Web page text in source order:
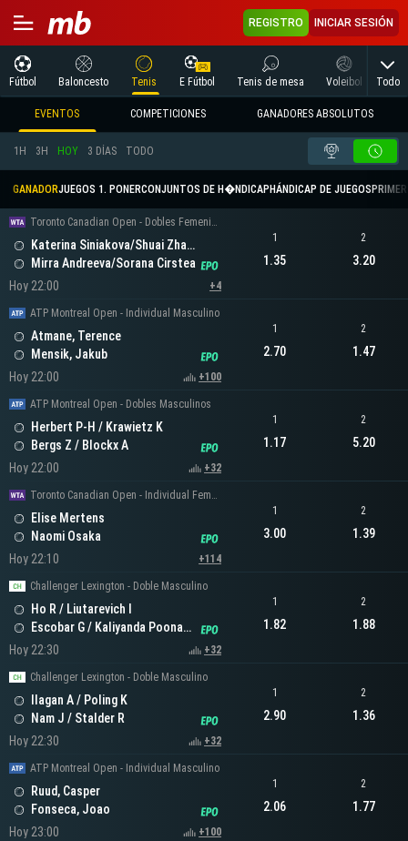
REGISTRO INICIAR SESIÓN
Fútbol Baloncesto Tenis E Fútbol Tenis de mesa Voleibol Todo
EVENTOS COMPETICIONES GANADORES ABSOLUTOS
1H 3H HOY 3 DÍAS TODO
GANADORJUEGOS 1. PONERCONJUNTOS DE H�NDICAP HÁNDICAP DE JUEGOS
Toronto Canadian Open - Dobles Femeninos
Katerina Siniakova/Shuai Zhang
Mirra Andreeva/Sorana Cirstea
Hoy 22:00
+4
1
1.35
2
3.20
ATP Montreal Open - Individual Masculino
Atmane, Terence
Mensik, Jakub
Hoy 22:00
+100
1
2.70
2
1.47
ATP Montreal Open - Dobles Masculinos
Herbert P-H / Krawietz K
Bergs Z / Blockx A
Hoy 22:00
+32
1
1.17
2
5.20
Toronto Canadian Open - Individual Femenino
Elise Mertens
Naomi Osaka
Hoy 22:10
+114
1
3.00
2
1.39
Challenger Lexington - Doble Masculino
Ho R / Liutarevich I
Escobar G / Kaliyanda Poonacha N
Hoy 22:30
+32
1
1.82
2
1.88
Challenger Lexington - Doble Masculino
Ilagan A / Poling K
Nam J / Stalder R
Hoy 22:30
+32
1
2.90
2
1.36
ATP Montreal Open - Individual Masculino
Ruud, Casper
Fonseca, Joao
Hoy 23:00
+100
1
2.06
2
1.77